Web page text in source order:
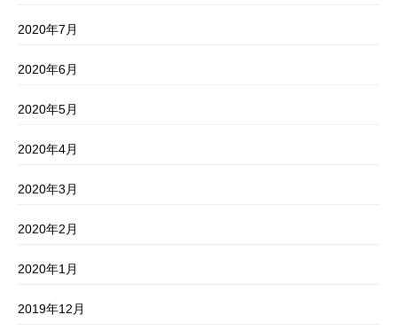
2020年7月
2020年6月
2020年5月
2020年4月
2020年3月
2020年2月
2020年1月
2019年12月